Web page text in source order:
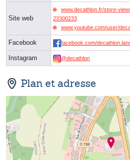
Site web
www.decathlon.fr/store-
23300233
www.youtube.com/user/
Facebook facebook.com/
Instagram @decathlon
Plan et adresse